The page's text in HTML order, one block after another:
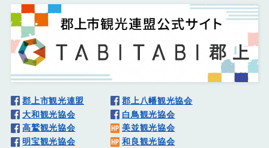
郡上市観光連盟
郡上八幡観光協会
大和観光協会
白鳥観光協会
高鷲観光協会
美並観光協会
明宝観光協会
和良観光協会